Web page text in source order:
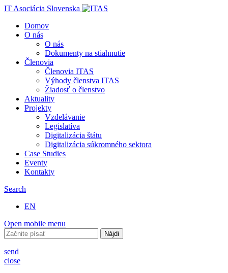
IT Asociácia Slovenska
Domov
O nás
O nás
Dokumenty na stiahnutie
Členovia
Členovia ITAS
Výhody členstva ITAS
Žiadosť o členstvo
Aktuality
Projekty
Vzdelávanie
Legislatíva
Digitalizácia štátu
Digitalizácia súkromného sektora
Case Studies
Eventy
Kontakty
Search
EN
Open mobile menu
Hľadať:
send
close